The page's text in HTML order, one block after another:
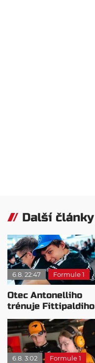
Další články
6.8. 22:47 Formule 1
Otec Antonelliho
trénuje Fittipaldiho
syna: Brazilec
vychvaluje lídra
6.8. 3:02 Formule 1